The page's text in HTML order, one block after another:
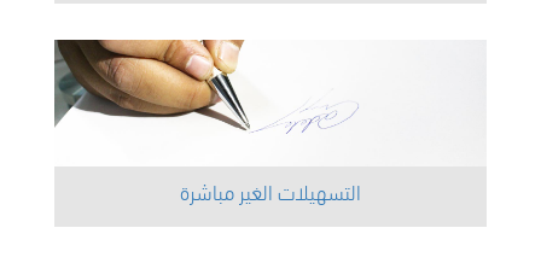
التسهيلات الغير مباشرة